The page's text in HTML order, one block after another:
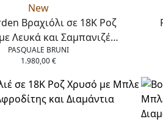
New
Βραχιόλι σε 18K Ροζ
Λευκά και Σαμπανιζέ
Διαμάντια.
PASQUALE BRUNI
1.980,00€